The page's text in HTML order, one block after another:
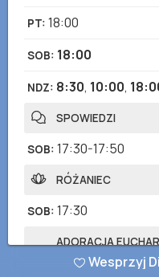
PT: 18:00
SOB: 18:00
NDZ: 8:30, 10:00,
SPOWIEDZI
SOB: 17:30-17:50
RÓŻANIEC
SOB: 17:30
ADORACJA
17:30-18:00
Wesprzyj